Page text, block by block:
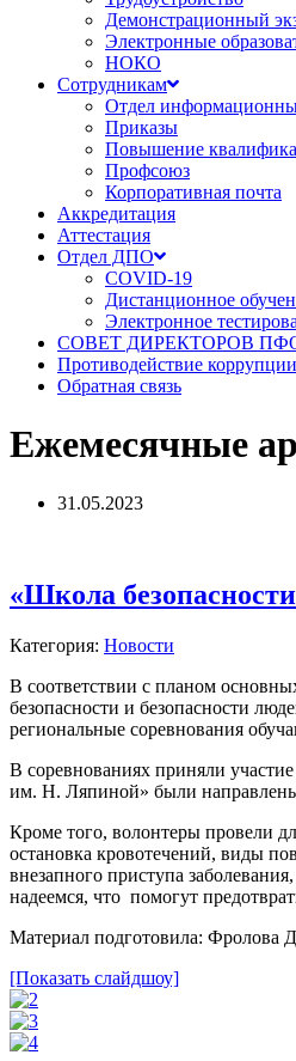
Демонстрационный
Электронные
НОКО
Сотрудникам
Отдел
Приказы
Повышение
Профсоюз
Корпоративная почта
Аккредитация
Аттестация
Отдел ДПО
COVID-19
Дистанционное
Электронное
СОВЕТ ДИРЕКТОРОВ
Противодействие коррупции
Обратная связь
Ежемесячные
31.05.2023
«Школа
Категория: Новости
В соответствии с планом
безопасности и безопасности
региональные соревнования
В соревнованиях приняли
им. Н. Ляпиной» были направлены
Кроме того, волонтеры провели
остановка кровотечений, виды
внезапного приступа
надеемся, что помогут
Материал подготовила: Фролова
[Показать слайдшоу]